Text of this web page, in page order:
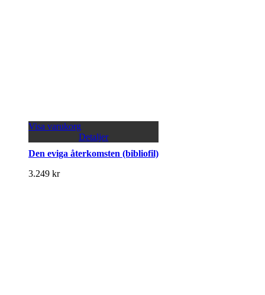
Visa varukorg
Detaljer
Den eviga återkomsten (bibliofil)
3.249 kr